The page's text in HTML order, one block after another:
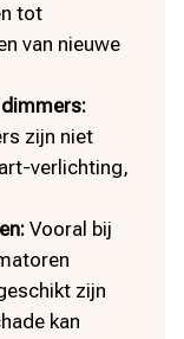
tot
van nieuwe
zijn niet
verlichting,
Vooral bij
zijn
kan